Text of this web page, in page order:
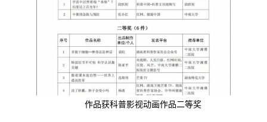
作品获科普影视动画作品二等奖